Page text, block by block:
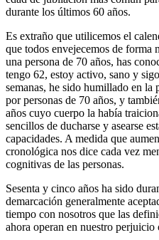
durante los últimos 60 años.
Es extraño que utilicemos el
que todos envejecemos de forma
una persona de 70 años, has
tengo 62, estoy activo, sano y
semanas, he sido humillado en
por personas de 70 años, y
años cuyo cuerpo la había
sencillos de ducharse y asearse
capacidades. A medida que
cronológica nos dice cada vez
cognitivas de las personas.
Sesenta y cinco años ha sido
demarcación generalmente
tiempo con nosotros que las
ahora operan en nuestro perjuicio